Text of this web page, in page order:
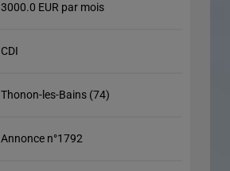
3000.0 EUR par mois
CDI
Thonon-les-Bains (74)
Annonce n°1792